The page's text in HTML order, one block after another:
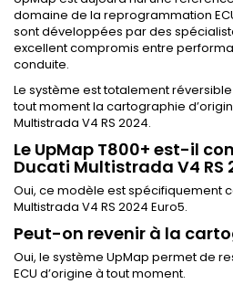
domaine de la reprogrammation
sont développées par des
excellent compromis entre
conduite.
Le système est totalement
tout moment la cartographie
Multistrada V4 RS 2024.
Le UpMap T800+ est-il
Ducati Multistrada V4 RS
Oui, ce modèle est spécifiquement
Multistrada V4 RS 2024 Euro5.
Peut-on revenir à la
Oui, le système UpMap permet de
ECU d’origine à tout moment.